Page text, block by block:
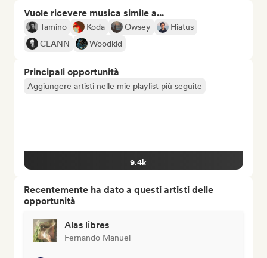
Vuole ricevere musica simile a...
Tamino Koda Owsey
Hiatus
CLANN
Woodkid
Principali opportunità
Aggiungere artisti nelle mie playlist più seguite
9.4k
Recentemente ha dato a questi artisti delle
opportunità
Alas libres
Fernando Manuel